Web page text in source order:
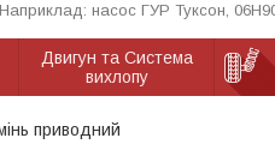
Наприклад: насос ГУР Туксон,
Двигун та Система
вихлопу
приводний